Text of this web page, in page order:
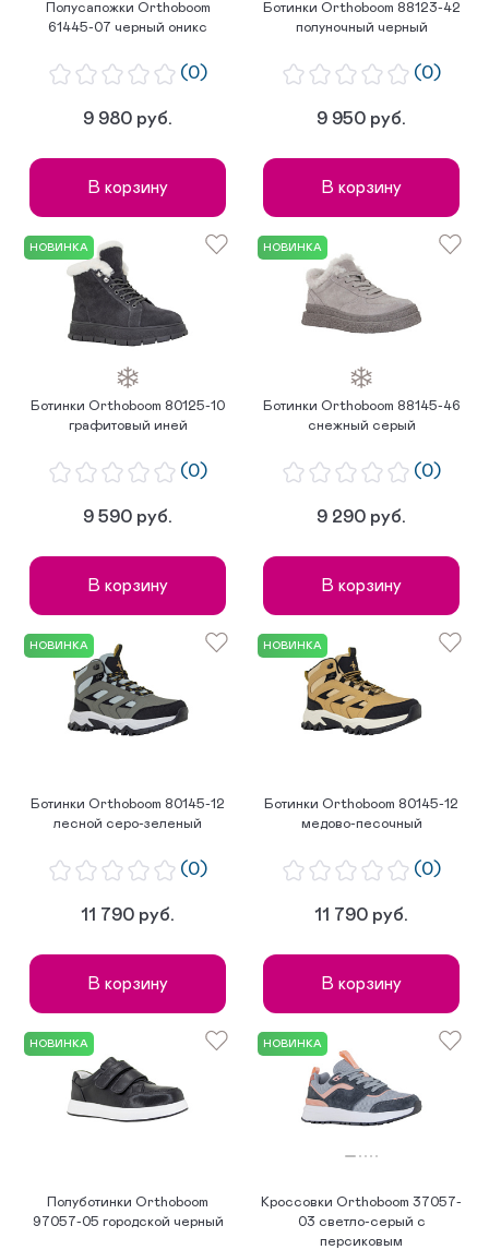
Полусапожки Orthoboom
61445-07 черный оникс
(0)
9 980 руб.
В корзину
Ботинки Orthoboom 88123-42
полуночный черный
(0)
9 950 руб.
В корзину
НОВИНКА
Ботинки Orthoboom 80125-10
графитовый иней
(0)
9 590 руб.
В корзину
НОВИНКА
Ботинки Orthoboom 88145-46
снежный серый
(0)
9 290 руб.
В корзину
НОВИНКА
Ботинки Orthoboom 80145-12
лесной серо-зеленый
(0)
11 790 руб.
В корзину
НОВИНКА
Ботинки Orthoboom 80145-12
медово-песочный
(0)
11 790 руб.
В корзину
НОВИНКА
Полуботинки Orthoboom
97057-05 городской черный
НОВИНКА
Кроссовки Orthoboom 37057-
03 светло-серый с
персиковым